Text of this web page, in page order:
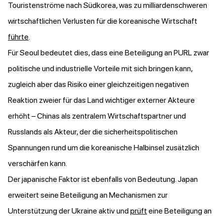
Touristenströme nach Südkorea, was zu milliardenschweren
wirtschaftlichen Verlusten für die koreanische Wirtschaft
führte
Für Seoul bedeutet dies, dass eine Beteiligung an PURL zwar
politische und industrielle Vorteile mit sich bringen kann,
zugleich aber das Risiko einer gleichzeitigen negativen
Reaktion zweier für das Land wichtiger externer Akteure
erhöht – Chinas als zentralem Wirtschaftspartner und
Russlands als Akteur, der die sicherheitspolitischen
Spannungen rund um die koreanische Halbinsel zusätzlich
verschärfen kann.
Der japanische Faktor ist ebenfalls von Bedeutung. Japan
erweitert seine Beteiligung an Mechanismen zur
Unterstützung der Ukraine aktiv undprüft eine Beteiligung an